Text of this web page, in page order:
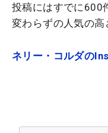
投稿にはすでに600
変わらずの人気の高
ネリー・コルダの